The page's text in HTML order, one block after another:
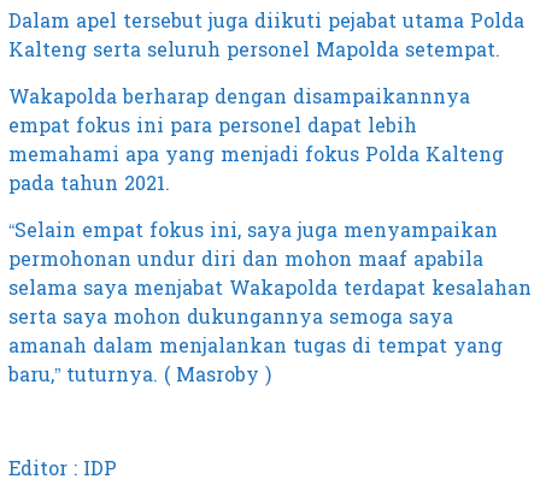
Dalam apel tersebut juga diikuti pejabat utama Polda
Kalteng serta seluruh personel Mapolda setempat.
Wakapolda berharap dengan disampaikannnya
empat fokus ini para personel dapat lebih
memahami apa yang menjadi fokus Polda Kalteng
pada tahun 2021.
“Selain empat fokus ini, saya juga menyampaikan
permohonan undur diri dan mohon maaf apabila
selama saya menjabat Wakapolda terdapat kesalahan
serta saya mohon dukungannya semoga saya
amanah dalam menjalankan tugas di tempat yang
baru,” tuturnya. ( Masroby )
Editor : IDP